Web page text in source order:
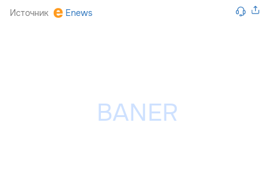
Источник Enews